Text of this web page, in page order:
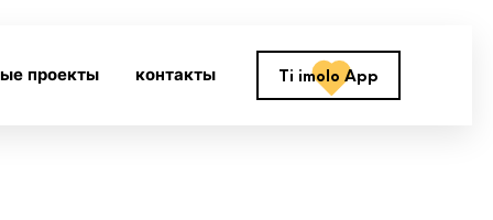
проекты контакты Ti imolo App